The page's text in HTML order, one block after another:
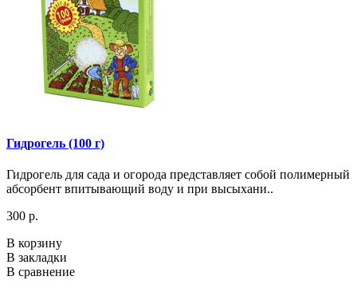
Гидрогель (100 г)
Гидрогель для сада и огорода представляет собой полимерный
абсорбент впитывающий воду и при высыхани..
300 р.
В корзину
В закладки
В сравнение